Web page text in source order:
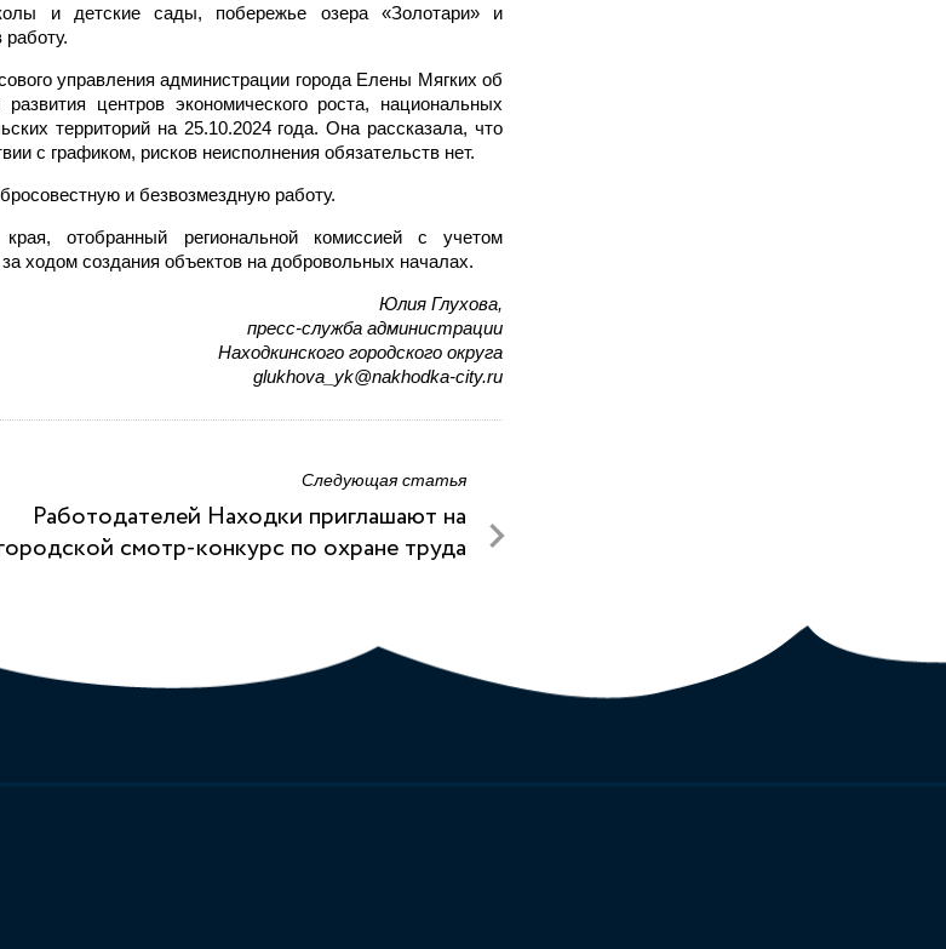
и детские сады, побережье озера «Золотари» и
управления администрации города Елены Мягких об
центров экономического роста, национальных
территорий на 25.10.2024 года. Она рассказала, что
с графиком, рисков неисполнения обязательств нет.
и безвозмездную работу.
отобранный региональной комиссией с учетом
ходом создания объектов на добровольных началах.
Юлия Глухова,
пресс-служба администрации
Находкинского городского округа
glukhova_yk@nakhodka-city.ru
Следующая статья
Работодателей Находки приглашают на
смотр-конкурс по охране труда